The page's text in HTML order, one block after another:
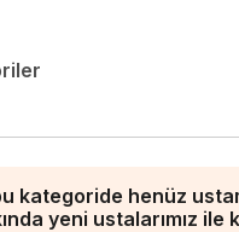
kategoride henüz
yeni ustalarımız ile